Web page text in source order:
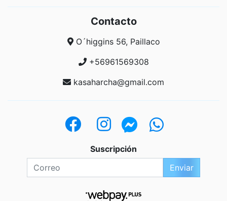
Contacto
O´higgins 56, Paillaco
+56961569308
kasaharcha@gmail.com
Suscripción
Enviar